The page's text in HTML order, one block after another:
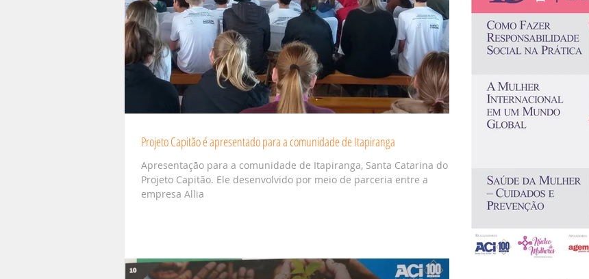
Projeto Capitão é apresentado para a comunidade de Itapiranga
Apresentação para a comunidade de Itapiranga, Santa Catarina do
Projeto Capitão. Ele desenvolvido por meio de parceria entre a
empresa Allia